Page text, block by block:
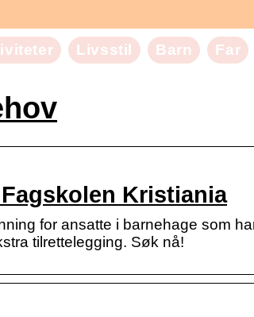
Livsstil Barn Far
Kristiania
for ansatte i barnehage som
tilrettelegging. Søk nå!